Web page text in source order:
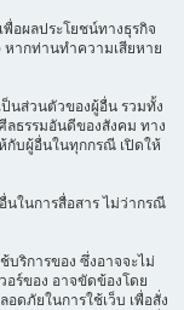
อผลประโยชน์ทางธุรกิจ
หากท่านทำความเสียหาย
นส่วนตัวของผู้อื่น รวมทั้ง
ธรรมอันดีของสังคม ทาง
กับผู้อื่นในทุกกรณี เปิดให้
ในการสื่อสาร ไม่ว่ากรณี
บริการของ ซึ่งอาจจะไม่
อร์ของ อาจขัดข้องโดย
ดภัยในการใช้เว็บ เพื่อสั่ง